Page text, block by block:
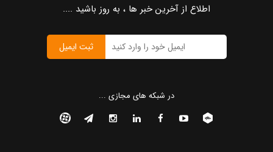
اطلاع از آخرین خبر ها ، به روز باشید ....
ثبت ایمیل
در شبکه های مجازی ...